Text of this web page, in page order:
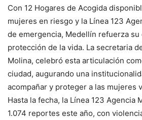
Con 12 Hogares de Acogida
mujeres en riesgo y la Línea 123
de emergencia, Medellín refuerza
protección de la vida. La secretaria
Molina, celebró esta articulación
ciudad, augurando una
acompañar y proteger a las mujeres
Hasta la fecha, la Línea 123 Agencia
1.074 reportes este año, con